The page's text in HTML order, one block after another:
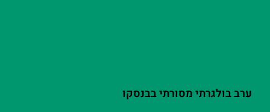
ערב בולגרתי מסורתי בבנסקו